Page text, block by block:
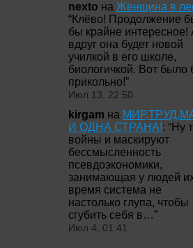
nexto на Женщина в
“Клёво! Продолжение
бы крайне интересное!
вдруг она будет новой
училкой в его школе,
биологичкой. Вот было
прикольно!”
Июл 13, 22:50
kirgam на
И ОДНА СТРАНА!: “Ну
войны и маскируют
бессмысленность
псевдоэкономики,
занимающая у людей
время система не
настолько глупа, чтобы
сгубить себя в…”
Июл 4, 01:41